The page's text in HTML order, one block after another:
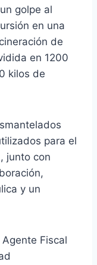
golpe al
en una
de
en 1200
kilos de
para el
junto con
y un
Fiscal